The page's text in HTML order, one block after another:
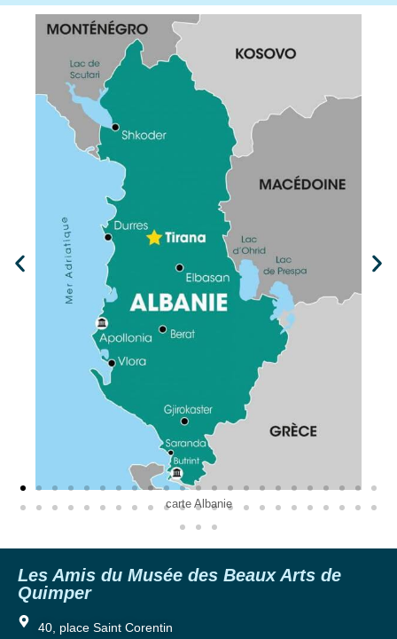
carte Albanie
Les Amis du Musée des Beaux Arts de
Quimper
40, place Saint Corentin